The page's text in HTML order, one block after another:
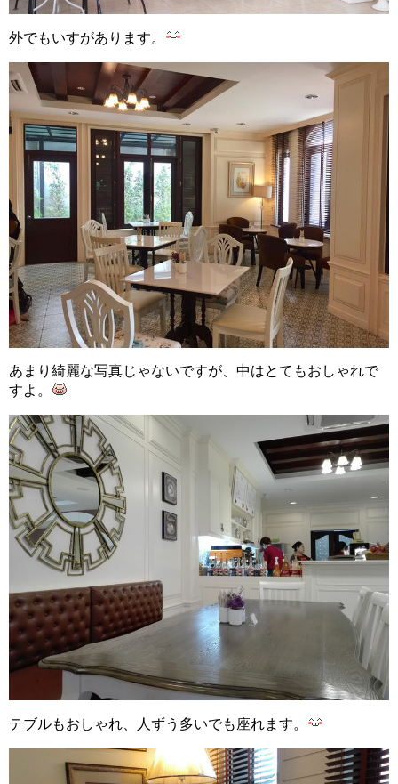
外でもいすがあります。
あまり綺麗な写真じゃないですが、中はとてもおしゃれで
すよ。
テブルもおしゃれ、人ずう多いでも座れます。